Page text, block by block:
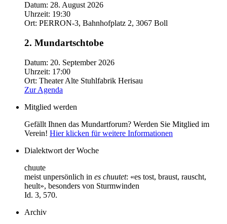
Datum: 28. August 2026
Uhrzeit: 19:30
Ort: PERRON-3, Bahnhofplatz 2, 3067 Boll
2. Mundartschtobe
Datum: 20. September 2026
Uhrzeit: 17:00
Ort: Theater Alte Stuhlfabrik Herisau
Zur Agenda
Mitglied werden
Gefällt Ihnen das Mundartforum? Werden Sie Mitglied im
Verein! Hier klicken für weitere Informationen
Dialektwort der Woche
chuute
meist unpersönlich in es chuutet: «es tost, braust, rauscht,
heult», besonders von Sturmwinden
Id. 3, 570.
Archiv